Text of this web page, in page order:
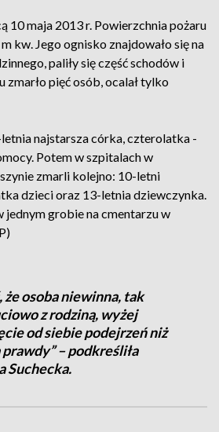
10 maja 2013 r. Powierzchnia pożaru
kw. Jego ognisko znajdowało się na
paliły się część schodów i
zmarło pięć osób, ocalał tylko
najstarsza córka, czterolatka -
Potem w szpitalach w
zmarli kolejno: 10-letni
dzieci oraz 13-letnia dziewczynka.
jednym grobie na cmentarzu w
że osoba niewinna, tak
z rodziną, wyżej
od siebie podejrzeń niż
– podkreśliła
Suchecka.